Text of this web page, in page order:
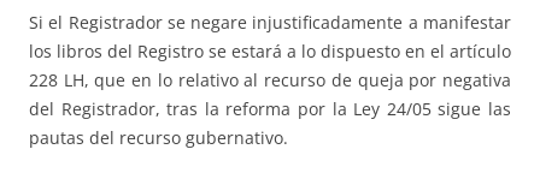
Si el Registrador se negare injustificadamente a manifestar
los libros del Registro se estará a lo dispuesto en el artículo
228 LH, que en lo relativo al recurso de queja por negativa
del Registrador, tras la reforma por la Ley 24/05 sigue las
pautas del recurso gubernativo.